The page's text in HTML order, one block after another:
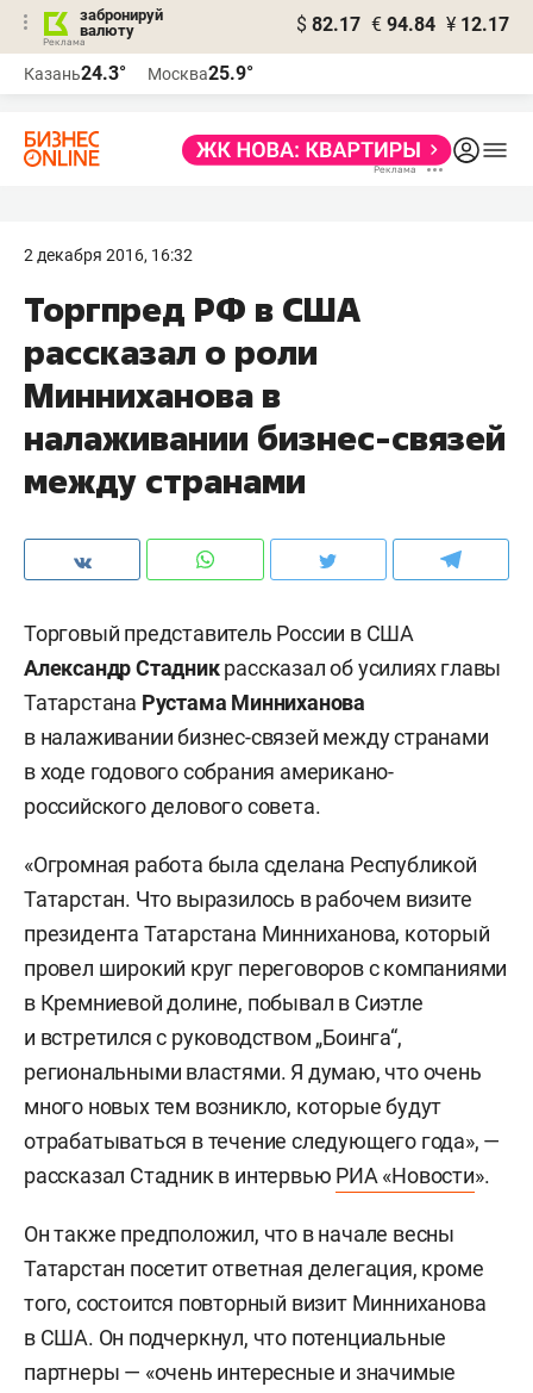
забронируй
валюту
$ 82.17 € 94.84 ¥ 12.17
Казань24.3° Москва25.9°
2 декабря 2016, 16:32
Торгпред РФ в США
рассказал о роли
Минниханова в
налаживании бизнес-связей
между странами
Торговый представитель России в США
Александр Стадникрассказал об усилиях главы
Татарстана Рустама Минниханова
в налаживании бизнес-связей между странами
в ходе годового собрания американо-
российского делового совета.
«Огромная работа была сделана Республикой
Татарстан. Что выразилось в рабочем визите
президента Татарстана Минниханова, который
провел широкий круг переговоров с компаниями
в Кремниевой долине, побывал в Сиэтле
и встретился с руководством „Боинга“,
региональными властями. Я думаю, что очень
много новых тем возникло, которые будут
отрабатываться в течение следующего года», —
рассказал Стадник в интервью РИА «Новости».
Он также предположил, что в начале весны
Татарстан посетит ответная делегация, кроме
того, состоится повторный визит Минниханова
в США. Он подчеркнул, что потенциальные
партнеры — «очень интересные и значимые